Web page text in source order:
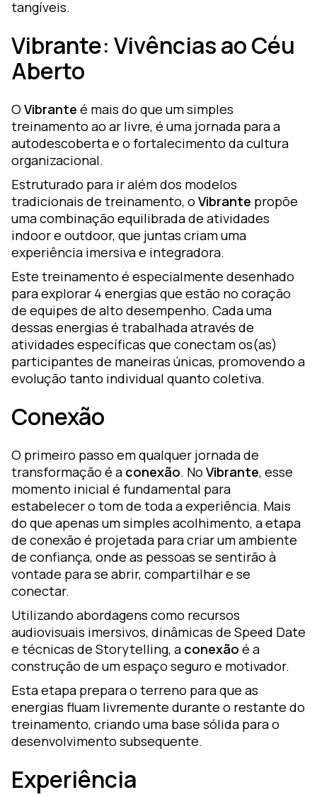
tangíveis.
Vibrante: Vivências ao Céu
Aberto
O Vibrante é mais do que um simples
treinamento ao ar livre, é uma jornada para a
autodescoberta e o fortalecimento da cultura
organizacional.
Estruturado para ir além dos modelos
tradicionais de treinamento, o Vibrante propõe
uma combinação equilibrada de atividades
indoor e outdoor, que juntas criam uma
experiência imersiva e integradora.
Este treinamento é especialmente desenhado
para explorar 4 energias que estão no coração
de equipes de alto desempenho. Cada uma
dessas energias é trabalhada através de
atividades específicas que conectam os(as)
participantes de maneiras únicas, promovendo a
evolução tanto individual quanto coletiva.
Conexão
O primeiro passo em qualquer jornada de
transformação é a conexão. No Vibrante, esse
momento inicial é fundamental para
estabelecer o tom de toda a experiência. Mais
do que apenas um simples acolhimento, a etapa
de conexão é projetada para criar um ambiente
de confiança, onde as pessoas se sentirão à
vontade para se abrir, compartilhar e se
conectar.
Utilizando abordagens como recursos
audiovisuais imersivos, dinâmicas de Speed Date
e técnicas de Storytelling, a conexão é a
construção de um espaço seguro e motivador.
Esta etapa prepara o terreno para que as
energias fluam livremente durante o restante do
treinamento, criando uma base sólida para o
desenvolvimento subsequente.
Experiência